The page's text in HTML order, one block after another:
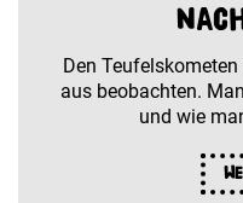
Den
aus beobachten.
und wie